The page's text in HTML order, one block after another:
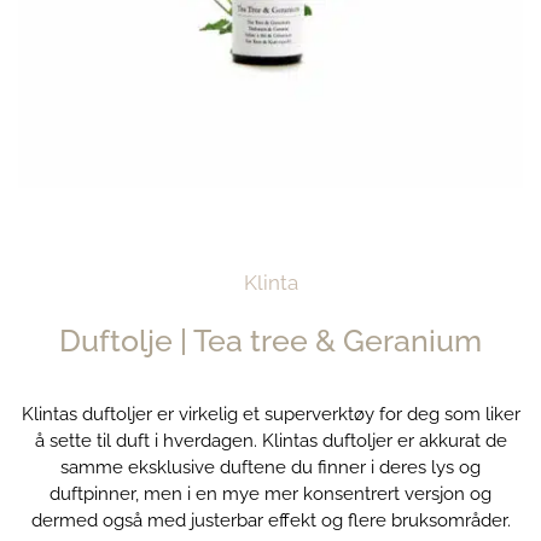
Klinta
Duftolje | Tea tree & Geranium
Klintas duftoljer er virkelig et superverktøy for deg som liker
å sette til duft i hverdagen. Klintas duftoljer er akkurat de
samme eksklusive duftene du finner i deres lys og
duftpinner, men i en mye mer konsentrert versjon og
dermed også med justerbar effekt og flere bruksområder.